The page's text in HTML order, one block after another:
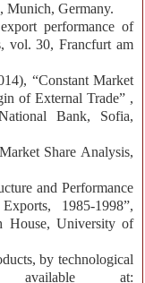
Munich, Germany.
performance of
vol. 30, Francfurt am
“Constant Market
of External Trade” ,
Bank, Sofia,
Share Analysis,
and Performance
1985-1998”,
House, University of
by technological
available at: